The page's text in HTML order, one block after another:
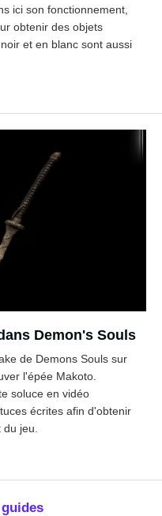
ici son fonctionnement,
obtenir des objets
et en blanc sont aussi
Demon's Souls
de Demons Souls sur
l'épée Makoto.
soluce en vidéo
écrites afin d'obtenir
jeu.